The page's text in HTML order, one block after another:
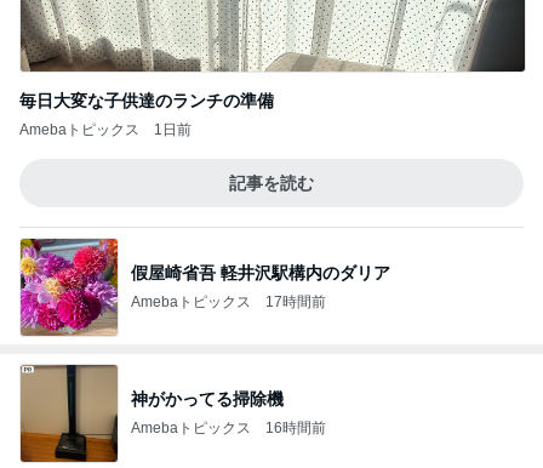
毎日大変な子供達のランチの準備
Amebaトピックス 1日前
記事を読む
假屋崎省吾 軽井沢駅構内のダリア
Amebaトピックス 17時間前
神がかってる掃除機
Amebaトピックス 16時間前